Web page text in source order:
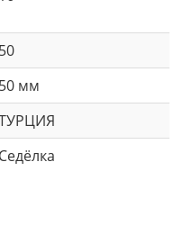
50
50 мм
Седёлка